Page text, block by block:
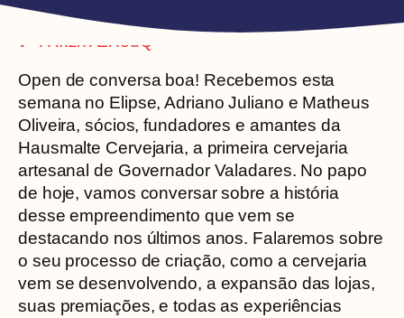
https://www.youtube.com/watch?
v=7Hxzh7EXeuQ
Open de conversa boa! Recebemos esta
semana no Elipse, Adriano Juliano e Matheus
Oliveira, sócios, fundadores e amantes da
Hausmalte Cervejaria, a primeira cervejaria
artesanal de Governador Valadares. No papo
de hoje, vamos conversar sobre a história
desse empreendimento que vem se
destacando nos últimos anos. Falaremos sobre
o seu processo de criação, como a cervejaria
vem se desenvolvendo, a expansão das lojas,
suas premiações, e todas as experiências